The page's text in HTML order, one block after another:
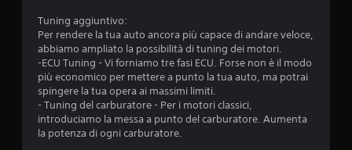
Tuning aggiuntivo:
Per rendere la tua auto ancora più capace di andare veloce,
abbiamo ampliato la possibilità di tuning dei motori.
-ECU Tuning - Vi forniamo tre fasi ECU. Forse non è il modo
più economico per mettere a punto la tua auto, ma potrai
spingere la tua opera ai massimi limiti.
- Tuning del carburatore - Per i motori classici,
introduciamo la messa a punto del carburatore. Aumenta
la potenza di ogni carburatore.